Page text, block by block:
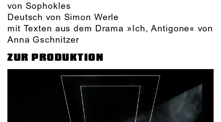
von Sophokles
Deutsch von Simon Werle
mit Texten aus dem Drama »Ich, Antigone« von
Anna Gschnitzer
ZUR PRODUKTION